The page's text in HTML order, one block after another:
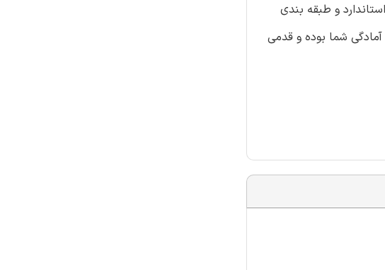
و طبقه بندی
شما بوده و قدمی